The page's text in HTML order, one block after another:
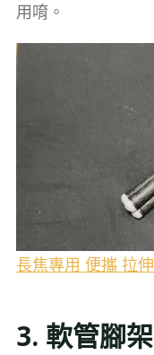
用唷。
長焦專用 便攜 拉
3. 軟管腳架